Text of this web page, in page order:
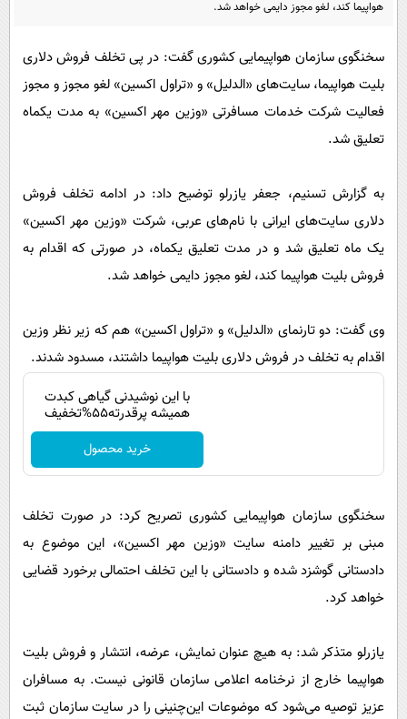
سرگرمی
حوادث
بین الملل
اجتماعی
دانلود
هواپیما کند، لغو مجوز دایمی خواهد شد.
سخنگوی سازمان هواپیمایی کشوری گفت: در پی تخلف فروش دلاری
بلیت هواپیما، سایت‌های «الدلیل» و «تراول اکسین» لغو مجوز و مجوز
فعالیت شرکت خدمات مسافرتی «وزین مهر اکسین» به مدت یکماه
تعلیق شد.
به گزارش تسنیم، جعفر یازرلو توضیح داد: در ادامه تخلف فروش
دلاری سایت‌های ایرانی با نام‌های عربی، شرکت «وزین مهر اکسین»
یک ماه تعلیق شد و در مدت تعلیق یکماه، در صورتی که اقدام به
فروش بلیت هواپیما کند، لغو مجوز دایمی خواهد شد.
وی گفت: دو تارنمای «الدلیل» و «تراول اکسین» هم که زیر نظر وزین
اقدام به تخلف در فروش دلاری بلیت هواپیما داشتند، مسدود شدند.
با این نوشیدنی گیاهی کبدت
همیشه پرقدرته55%تخفیف
خرید محصول
سخنگوی سازمان هواپیمایی کشوری تصریح کرد: در صورت تخلف
مبنی بر تغییر دامنه سایت «وزین مهر اکسین»، این موضوع به
دادستانی گوشزد شده و دادستانی با این تخلف احتمالی برخورد قضایی
خواهد کرد.
یازرلو متذکر شد: به هیچ عنوان نمایش، عرضه، انتشار و فروش بلیت
هواپیما خارج از نرخنامه اعلامی سازمان قانونی نیست. به مسافران
عزیز توصیه می‌شود که موضوعات این‌چنینی را در سایت سازمان ثبت